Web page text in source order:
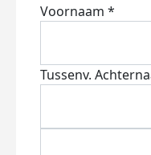
Voornaam *
Tussenv.